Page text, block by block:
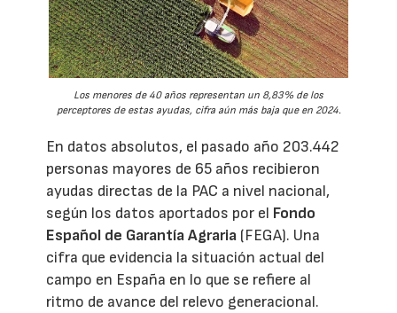
Los menores de 40 años representan un 8,83% de los
perceptores de estas ayudas, cifra aún más baja que en 2024.
En datos absolutos, el pasado año 203.442
personas mayores de 65 años recibieron
ayudas directas de la PAC a nivel nacional,
según los datos aportados por el Fondo
Español de Garantía Agraria (FEGA). Una
cifra que evidencia la situación actual del
campo en España en lo que se refiere al
ritmo de avance del relevo generacional.